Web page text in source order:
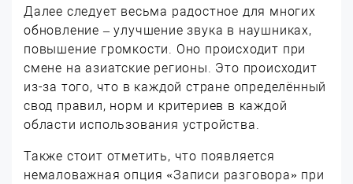
Далее следует весьма радостное для многих
обновление – улучшение звука в наушниках,
повышение громкости. Оно происходит при
смене на азиатские регионы. Это происходит
из-за того, что в каждой стране определённый
свод правил, норм и критериев в каждой
области использования устройства.
Также стоит отметить, что появляется
немаловажная опция «Записи разговора» при